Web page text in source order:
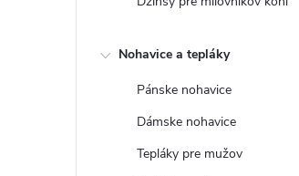
Nohavice a tepláky
Pánske nohavice
Dámske nohavice
Tepláky pre mužov